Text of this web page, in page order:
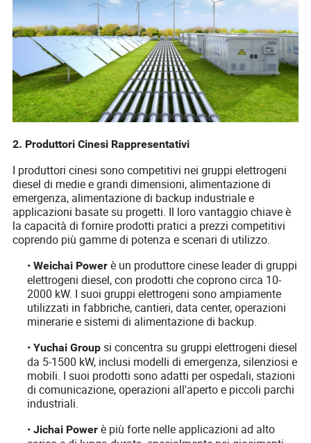
2. Produttori Cinesi Rappresentativi
I produttori cinesi sono competitivi nei gruppi elettrogeni
diesel di medie e grandi dimensioni, alimentazione di
emergenza, alimentazione di backup industriale e
applicazioni basate su progetti. Il loro vantaggio chiave è
la capacità di fornire prodotti pratici a prezzi competitivi
coprendo più gamme di potenza e scenari di utilizzo.
•Weichai Powerè un produttore cinese leader di gruppi
elettrogeni diesel, con prodotti che coprono circa 10-
2000 kW. I suoi gruppi elettrogeni sono ampiamente
utilizzati in fabbriche, cantieri, data center, operazioni
minerarie e sistemi di alimentazione di backup.
•Yuchai Group si concentra su gruppi elettrogeni diesel
da 5-1500 kW, inclusi modelli di emergenza, silenziosi e
mobili. I suoi prodotti sono adatti per ospedali, stazioni
di comunicazione, operazioni all'aperto e piccoli parchi
industriali.
• Jichai Powerè più forte nelle applicazioni ad alto